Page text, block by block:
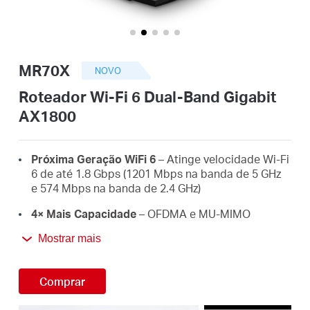
MR70X NOVO
Roteador Wi-Fi 6 Dual-Band Gigabit
AX1800
Próxima Geração WiFi 6– Atinge velocidade Wi-Fi
6 de até 1.8 Gbps (1201 Mbps na banda de 5 GHz
e 574 Mbps na banda de 2.4 GHz)
4× Mais Capacidade– OFDMA e MU-MIMO
para vários dispositivos, melhorando a eficiência
Cobertura Ampla e Forte
multidirecionais de alto ganho com Beamforming
Mostrar mais
Comprar